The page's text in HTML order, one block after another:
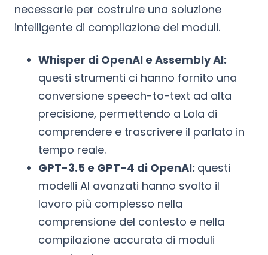
necessarie per costruire una soluzione
intelligente di compilazione dei moduli.
Whisper di OpenAI e Assembly AI:
questi strumenti ci hanno fornito una
conversione speech-to-text ad alta
precisione, permettendo a Lola di
comprendere e trascrivere il parlato in
tempo reale.
GPT-3.5 e GPT-4 di OpenAI: questi
modelli AI avanzati hanno svolto il
lavoro più complesso nella
comprensione del contesto e nella
compilazione accurata di moduli